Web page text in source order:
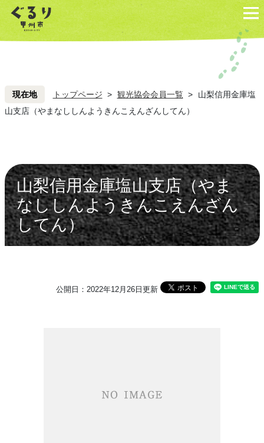
ペ
ー
ジ
こ
こ
を
へ
ペ
ー
ジ
こ
こ
を
へ
現在地 トップページ > 観光協会会員一覧 >
山梨信用金庫塩
山支店（やまなししんようきんこえんざんしてん）
山梨信用金庫塩山支店（やま
なししんようきんこえんざん
してん）
公開日：2022年12月26日更新